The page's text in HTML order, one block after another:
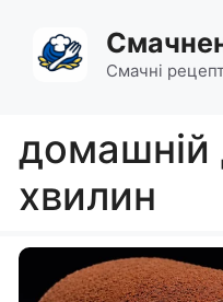
вмісту
Смачні
домашній
хвилин